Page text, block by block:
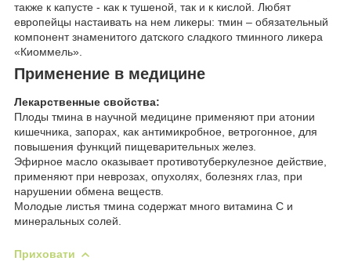
также к капусте - как к тушеной, так и к кислой. Любят
европейцы настаивать на нем ликеры: тмин – обязательный
компонент знаменитого датского сладкого тминного ликера
«Киоммель».
Применение в медицине
Лекарственные свойства:
Плоды тмина в научной медицине применяют при атонии
кишечника, запорах, как антимикробное, ветрогонное, для
повышения функций пищеварительных желез.
Эфирное масло оказывает противотуберкулезное действие,
применяют при неврозах, опухолях, болезнях глаз, при
нарушении обмена веществ.
Молодые листья тмина содержат много витамина С и
минеральных солей.
Приховати